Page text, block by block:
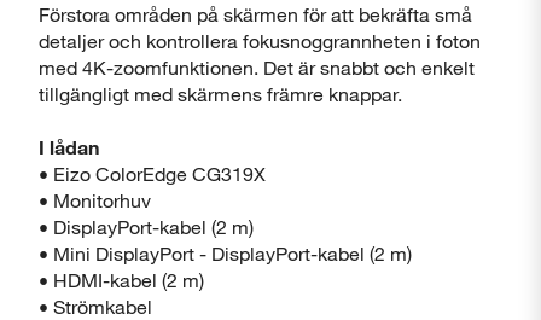
Förstora områden på skärmen för att bekräfta små
detaljer och kontrollera fokusnoggrannheten i foton
med 4K-zoomfunktionen. Det är snabbt och enkelt
tillgängligt med skärmens främre knappar.
I lådan
• Eizo ColorEdge CG319X
• Monitorhuv
• DisplayPort-kabel (2 m)
• Mini DisplayPort - DisplayPort-kabel (2 m)
• HDMI-kabel (2 m)
• Strömkabel